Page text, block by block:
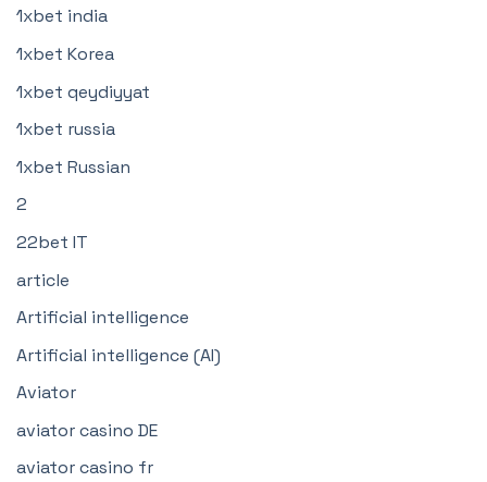
1xbet india
1xbet Korea
1xbet qeydiyyat
1xbet russia
1xbet Russian
2
22bet IT
article
Artificial intelligence
Artificial intelligence (AI)
Aviator
aviator casino DE
aviator casino fr